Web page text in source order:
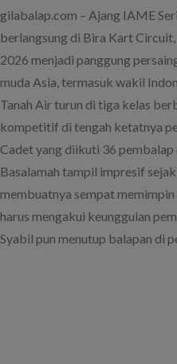
gilabalap.com – Ajang IAME
berlangsung di Bira Kart
2026 menjadi panggung
muda Asia, termasuk wakil
Tanah Air turun di tiga kelas
kompetitif di tengah ketatnya
Cadet yang diikuti 36
Basalamah tampil impresif
membuatnya sempat
harus mengakui keunggulan
Syabil pun menutup balapan di